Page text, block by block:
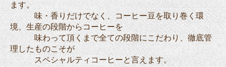
ます。
味・香りだけでなく、コーヒー豆を取り巻く環
境、生産の段階からコーヒーを
味わって頂くまで全ての段階にこだわり、徹底管
理したものこそが
スペシャルティコーヒーと言えます。